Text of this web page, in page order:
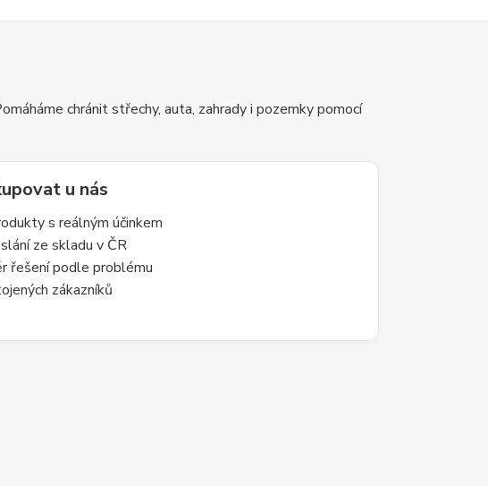
chránit střechy, auta, zahrady i pozemky pomocí
u nás
s reálným účinkem
ze skladu v ČR
řešení podle problému
zákazníků